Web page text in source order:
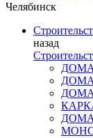
Челябинск
назад